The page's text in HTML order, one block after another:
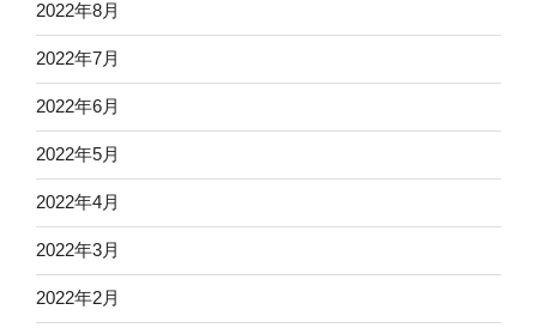
2022年8月
2022年7月
2022年6月
2022年5月
2022年4月
2022年3月
2022年2月